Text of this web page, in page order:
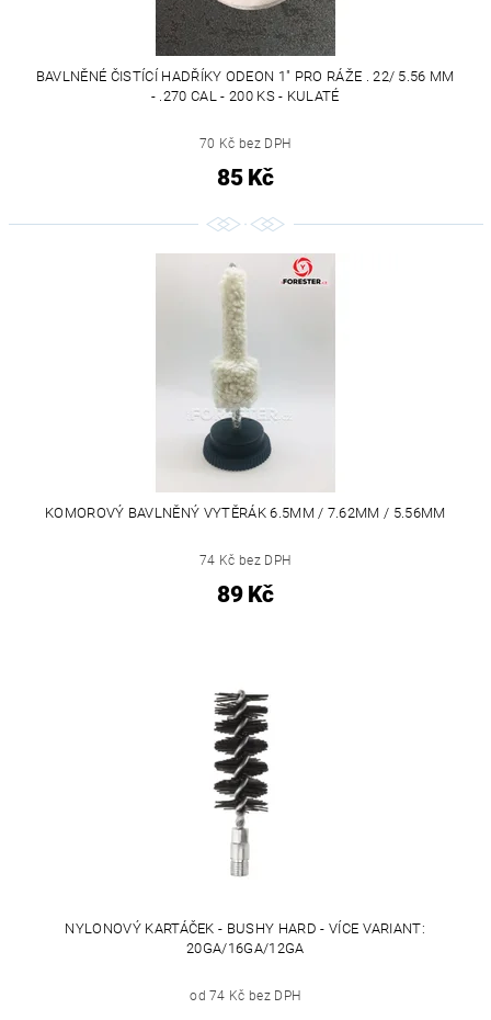
BAVLNĚNÉ ČISTÍCÍ HADŘÍKY ODEON 1" PRO RÁŽE . 22/ 5.56 MM
- .270 CAL - 200 KS - KULATÉ
70 Kč bez DPH
85 Kč
KOMOROVÝ BAVLNĚNÝ VYTĚRÁK 6.5MM / 7.62MM / 5.56MM
74 Kč bez DPH
89 Kč
NYLONOVÝ KARTÁČEK - BUSHY HARD - VÍCE VARIANT:
20GA/16GA/12GA
od 74 Kč bez DPH